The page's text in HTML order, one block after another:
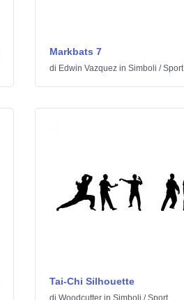
Markbats 7
di Edwin Vazquezin Simboli /Sport
Tai-Chi Silhouette
di Woodcutterin Simboli /Sport